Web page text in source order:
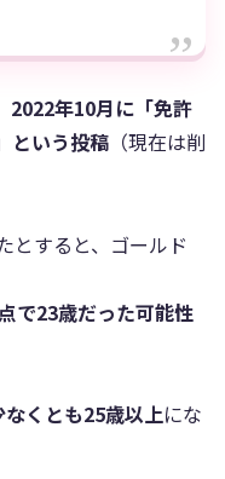
2022年10月に「免許
という投稿 （現在は削
とすると、ゴールド
で23歳だった可能性
なくとも25歳以上にな